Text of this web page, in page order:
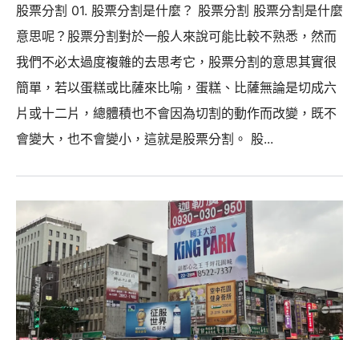
股票分割 01. 股票分割是什麼？ 股票分割 股票分割是什麼
意思呢？股票分割對於一般人來說可能比較不熟悉，然而
我們不必太過度複雜的去思考它，股票分割的意思其實很
簡單，若以蛋糕或比薩來比喻，蛋糕、比薩無論是切成六
片或十二片，總體積也不會因為切割的動作而改變，既不
會變大，也不會變小，這就是股票分割。 股...